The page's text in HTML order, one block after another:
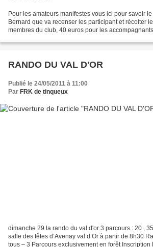
Pour les amateurs manifestes vous ici pour savoir
Bernard que va recenser les participant et récolter
membres du club, 40 euros pour les
RANDO DU VAL D'OR
Publié le 24/05/2011 à 11:00
Par FRK de tinqueux
dimanche 29 la rando du val d'or 3 parcours : 20 ,
salle des fêtes d’Avenay val d’Or à partir de 8h30
tous – 3 Parcours exclusivement en forêt Inscription